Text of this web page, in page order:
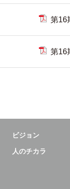
第16
第16
ビジョン
人のチカラ